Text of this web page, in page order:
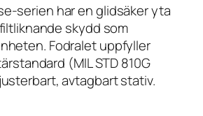
serien har en glidsäker yta
skydd som
Fodralet uppfyller
(MIL STD 810G
avtagbart stativ.